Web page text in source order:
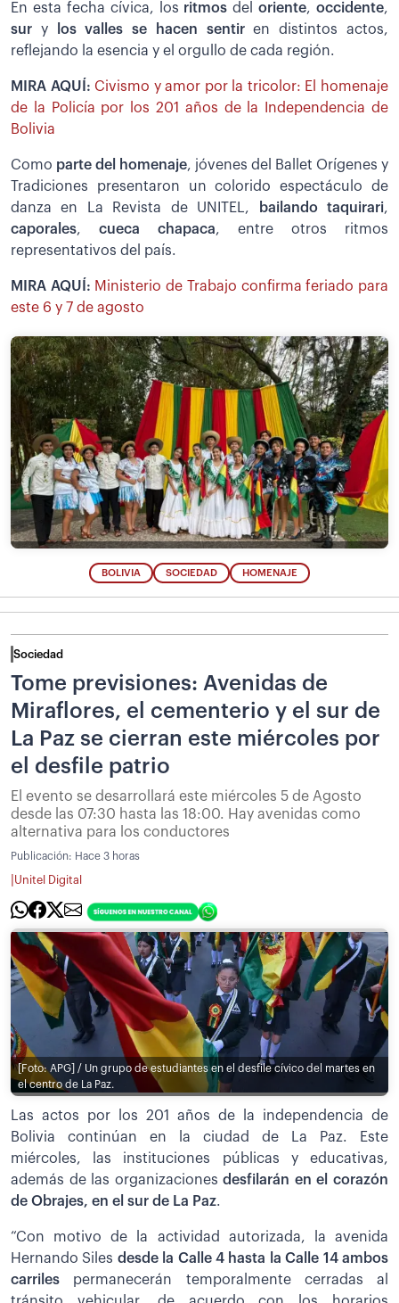
En esta fecha cívica, los ritmosdeloriente, occidente,
sur y los valles se hacen sentiren distintos actos,
reflejando la esencia y el orgullo de cada región.
MIRA AQUÍ: Civismo y amor por la tricolor: El homenaje
de la Policía por los 201 años de la Independencia de
Bolivia
Como parte del homenaje, jóvenes del Ballet Orígenes y
Tradiciones presentaron un colorido espectáculo de
danza en La Revista de UNITEL,
bailando taquirari,
caporales, cueca chapaca, entre otros ritmos
representativos del país.
MIRA AQUÍ: Ministerio de Trabajo confirma feriado para
este 6 y 7 de agosto
BOLIVIA SOCIEDAD HOMENAJE
Sociedad
Tome previsiones: Avenidas de
Miraflores, el cementerio y el sur de
La Paz se cierran este miércoles por
el desfile patrio
El evento se desarrollará este miércoles 5 de Agosto
desde las 07:30 hasta las 18:00. Hay avenidas como
alternativa para los conductores
Publicación: Hace 3 horas
Unitel Digital
[Foto: APG] / Un grupo de estudiantes en el desfile cívico del martes en
el centro de La Paz.
Las actos por los 201 años de la independencia de
Bolivia continúan en la ciudad de La Paz. Este
miércoles, las instituciones públicas y educativas,
además de las organizacionesdesfilarán en el corazón
de Obrajes, en el sur de La Paz.
“Con motivo de la actividad autorizada, la avenida
Hernando Siles desde la Calle 4 hasta la Calle 14 ambos
carriles permanecerán temporalmente cerradas al